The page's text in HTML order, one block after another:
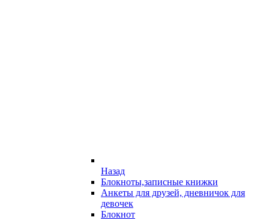
Назад
Блокноты,записные книжки
Анкеты для друзей, дневничок для
девочек
Блокнот